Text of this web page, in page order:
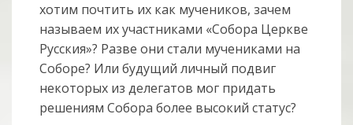
хотим почтить их как мучеников, зачем
называем их участниками «Собора Церкве
Русския»? Разве они стали мучениками на
Соборе? Или будущий личный подвиг
некоторых из делегатов мог придать
решениям Собора более высокий статус?